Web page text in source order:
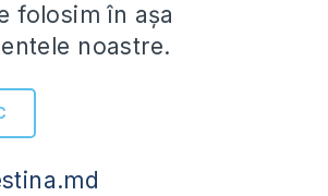
folosim în așa
noastre.